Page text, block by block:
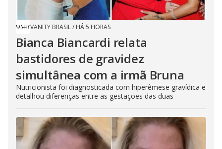
VANITY BRASIL/ HÁ 5 HORAS
Bianca Biancardi relata
bastidores de gravidez
simultânea com a irmã Bruna
Nutricionista foi diagnosticada com hiperêmese gravídica e
detalhou diferenças entre as gestações das duas